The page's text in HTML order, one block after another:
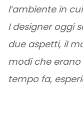
l’ambiente in
I designer oggi
due aspetti, il
modi che
tempo fa,